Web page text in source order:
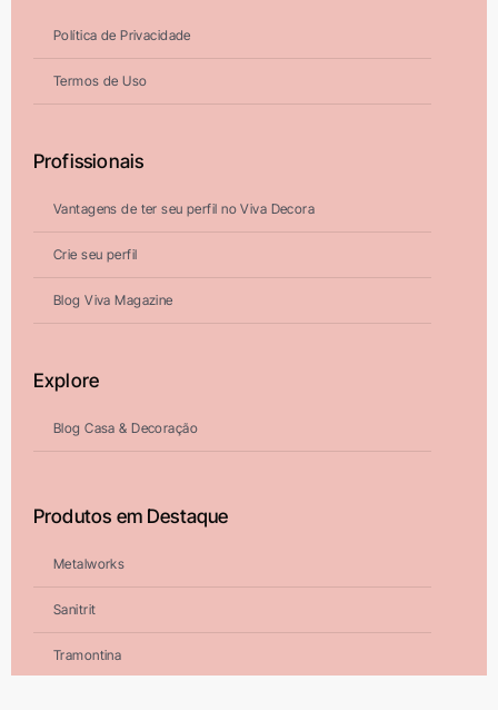
Política de Privacidade
Termos de Uso
Profissionais
Vantagens de ter seu perfil no Viva Decora
Crie seu perfil
Blog Viva Magazine
Explore
Blog Casa & Decoração
Produtos em Destaque
Metalworks
Sanitrit
Tramontina